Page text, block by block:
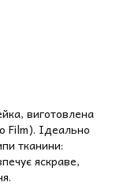
виготовлена
Film). Ідеально
тканини:
яскраве,